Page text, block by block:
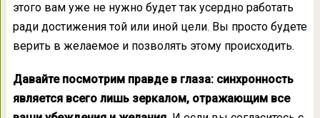
этого вам уже не нужно будет так усердно работать
ради достижения той или иной цели. Вы просто будете
верить в желаемое и позволять этому происходить.
Давайте посмотрим правде в глаза: синхронность
является всего лишь зеркалом, отражающим все